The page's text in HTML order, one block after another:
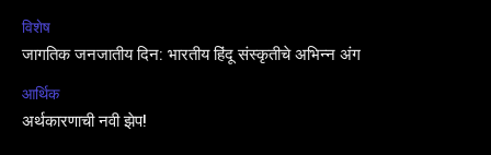
विशेष
जागतिक जनजातीय दिन: भारतीय हिंदू संस्कृतीचे अभिन्न अंग
आर्थिक
अर्थकारणाची नवी झेप!